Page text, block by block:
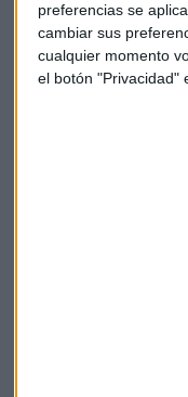
preferencias se
cambiar sus
cualquier momento
el botón "Privacidad"
El consejo de BBVA
su junta general de
emisión de las
atender íntegramente